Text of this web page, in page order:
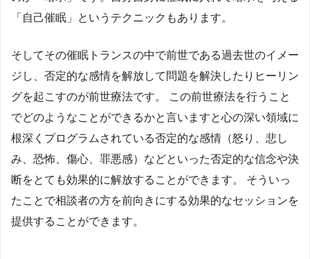
「自己催眠」というテクニックもあります。
そしてその催眠トランスの中で前世である過去世のイメー
ジし、否定的な感情を解放して問題を解決したりヒーリン
グを起こすのが前世療法です。 この前世療法を行うこと
でどのようなことができるかと言いますと心の深い領域に
根深くプログラムされている否定的な感情（怒り、悲し
み、恐怖、傷心、罪悪感）などといった否定的な信念や決
断をとても効果的に解放することができます。 そういっ
たことで相談者の方を前向きにする効果的なセッションを
提供することができます。